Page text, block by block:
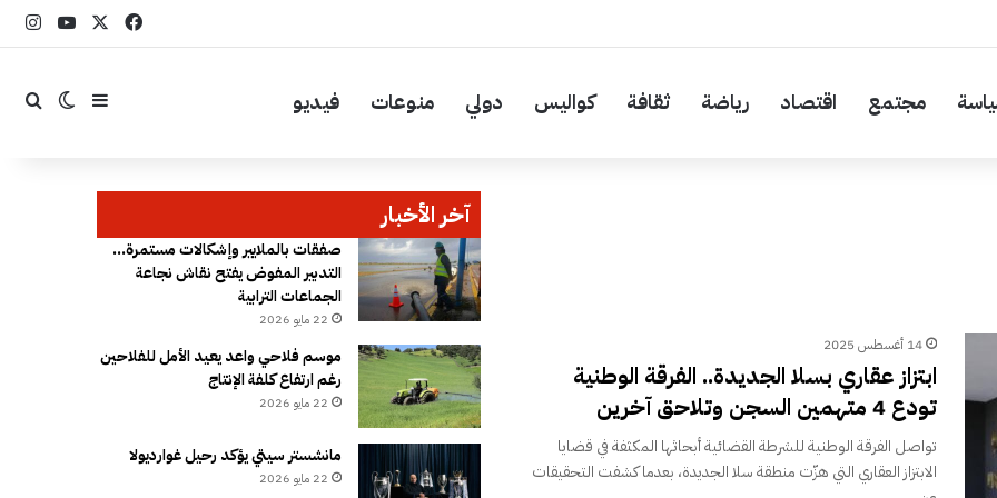
فيسبوك
مجتمع اقتصاد رياضة ثقافة كواليس دولي منوعات فيديو إضافة عمود
الوضع
14 أغسطس 2025
ابتزاز عقاري بسلا الجديدة.. الفرقة الوطنية
تودع 4 متهمين السجن وتلاحق آخرين
تواصل الفرقة الوطنية للشرطة القضائية أبحاثها المكثفة في قضايا
الابتزاز العقاري التي هزّت منطقة سلا الجديدة، بعدما كشفت التحقيقات
آخر الأخبار
صفقات بالملايير وإشكالات مستمرة…
التدبير المفوض يفتح نقاش نجاعة
الجماعات الترابية
22 مايو 2026
موسم فلاحي واعد يعيد الأمل للفلاحين
رغم ارتفاع كلفة الإنتاج
22 مايو 2026
مانشستر سيتي يؤكد رحيل غوارديولا
22 مايو 2026